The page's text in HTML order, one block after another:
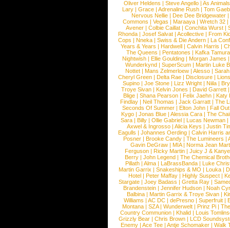
Oliver Heldens |Steve Angello |As Animals
Lary | Grace | Adrenaline Rush | Tom
Nervous Nellie | Dee Dee Bridgewater |
Commons |Vegas |Maraaya |Wretch 32 |
Avener | Colbie Caillat | Conchita Wurst |
Rhonda | Josef Salvat | Acollective | From
Cops | Nneka | Swiss & Die Andern | La
Years & Years |Hardwell |Calvin Harris |
The Queens | Pentatones | Kafka Tamura
Nightwish |Ellie Goulding |Morgan James
Wunderkynd | SuperScum | Martin Luke
Nottet |Mans Zelmerloew |Alesso |
Cheryl Green |Delta Rae |Disclosure |
Supino |Joe Stone |Lizz Wright |Niila |
Troye Sivan | Kelvin Jones | David Garrett
Blige | Shana Pearson | Felix Jaehn | Katy
Findlay |Neil Thomas |Jack Garratt |The
Seconds Of Summer |Elton John |Fall
Kygo |Jonas Blue |Alessia Cara |The
Sara |Billy |Ollie Gabriel |Lucas Newman |
Axwel & Ingrosso | Alicia Keys | Justin
Eagulls |Johannes Oerding |Calvin Harris
Posner |Brooke Candy |The Lumineers |
Gavin DeGraw | MIA| Norma Jean
Ferguson | Ricky Martin | Juicy J &
Berry | John Legend | The Chemical
Pillath |Alma |LaBrassBanda |Luke
Martin Garrix | Snakeships & MO | Louka |
Hotel | Peter Maffay | Highly Suspect |
Stargate |Joey Badass |Gretta Ray |
Brandenstein |Jennifer Hudson |Noah
Balbina | Martin Garrix & Troye Sivan |
Williams |AC DC |dePresno |Superfruit |
Montana |SZA|Wunderwelt |Prinz Pi |
Country Communion | Khalid | Louis
Grizzly Bear | Chris Brown | LCD
Enemy | Ace Tee | Antje Schomaker | Walk